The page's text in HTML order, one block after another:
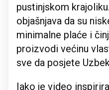
pustinjskom
objašnjava da su
minimalne plaće i
proizvodi većinu
sve da posjete
Iako je video